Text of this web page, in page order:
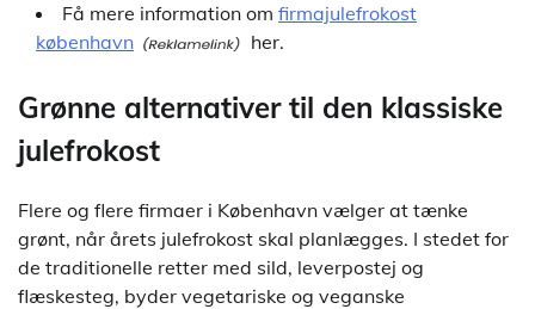
Få mere information om firmajulefrokost
københavn
her.
Grønne alternativer til den klassiske
julefrokost
Flere og flere firmaer i København vælger at tænke
grønt, når årets julefrokost skal planlægges. I stedet for
de traditionelle retter med sild, leverpostej og
flæskesteg, byder vegetariske og veganske